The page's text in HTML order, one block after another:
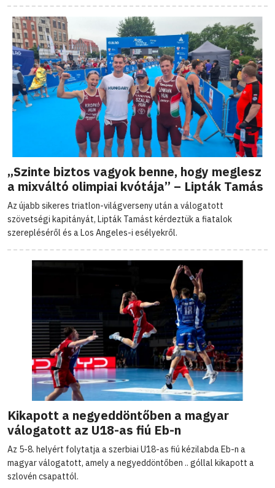
„Szinte biztos vagyok benne, hogy meglesz
a mixváltó olimpiai kvótája” – Lipták Tamás
Az újabb sikeres triatlon-világverseny után a válogatott
szövetségi kapitányát, Lipták Tamást kérdeztük a fiatalok
szerepléséről és a Los Angeles-i esélyekről.
Kikapott a negyeddöntőben a magyar
válogatott az U18-as fiú Eb-n
Az 5-8. helyért folytatja a szerbiai U18-as fiú kézilabda Eb-n a
magyar válogatott, amely a negyeddöntőben .. góllal kikapott a
szlovén csapattól.